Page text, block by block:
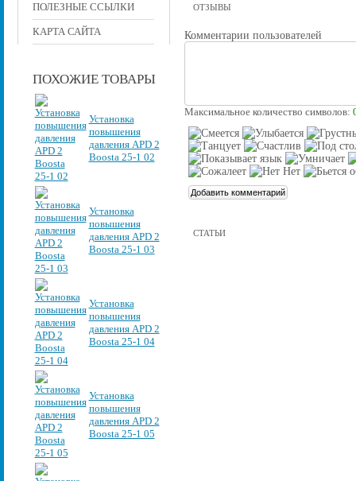
ПОЛЕЗНЫЕ ССЫЛКИ
КАРТА САЙТА
ПОХОЖИЕ ТОВАРЫ
Установка
повышения
давления APD 2
Boosta 25-1 02
Установка
повышения
давления APD 2
Boosta 25-1 03
Установка
повышения
давления APD 2
Boosta 25-1 04
Установка
повышения
давления APD 2
Boosta 25-1 05
ОТЗЫВЫ
Комментарии пользователей
Максимальное количество символов:
СТАТЬИ